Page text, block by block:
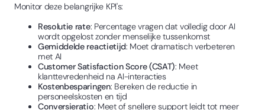
Monitor deze belangrijke KPI's:
Resolutie rate: Percentage vragen dat volledig door AI
wordt opgelost zonder menselijke tussenkomst
Gemiddelde reactietijd: Moet dramatisch verbeteren
met AI
Customer Satisfaction Score (CSAT): Meet
klanttevredenheid na AI-interacties
Kostenbesparingen: Bereken de reductie in
personeelskosten en tijd
Conversieratio: Meet of snellere support leidt tot meer